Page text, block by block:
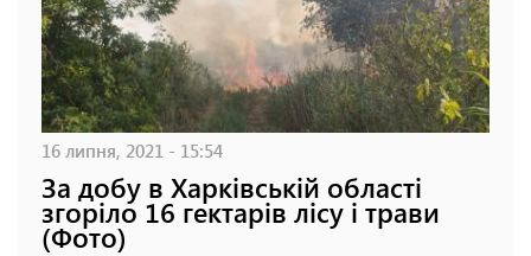
16 липня, 2021 - 15:54
За добу в Харківській області
згоріло 16 гектарів лісу і трави
(Фото)